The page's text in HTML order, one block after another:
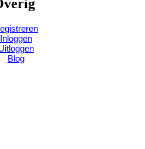
Inloggen
Blog